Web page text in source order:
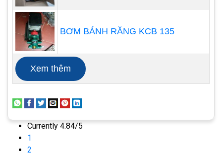
Tuổi thọ thấp hơn bơm thả chìm.
Cần bảo dưỡng thường xuyên hơn bơm thả
chìm.
BƠM BÁNH RĂNG KCB 135
Xem thêm
Currently 4.84/5
1
2